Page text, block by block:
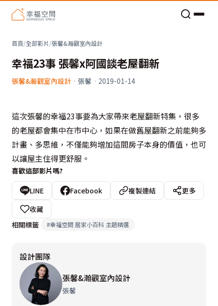
首頁/全部影片/張馨&瀚觀室內設計
幸福23事 張馨x阿國談老屋翻新
張馨&瀚觀室內設計 · 張馨 · 2019-01-14
這次張馨的幸福23事要為大家帶來老屋翻新特集，很多
的老屋都會集中在市中心，如果在做舊屋翻新之前能夠多
計畫、多思維，不僅能夠增加這間房子本身的價值，也可
以讓屋主住得更舒服。
喜歡這部影片嗎?
LINE Facebook 複製連結
更多
收藏
相關標籤
#幸福空間 居家小百科 主題精選
設計團隊
張馨&瀚觀室內設計
張馨